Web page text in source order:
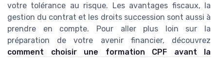
votre tolérance au risque. Les avantages fiscaux, la
gestion du contrat et les droits succession sont aussi à
prendre en compte. Pour aller plus loin sur la
préparation de votre avenir financier, découvrez
comment choisir une formation CPF avant la